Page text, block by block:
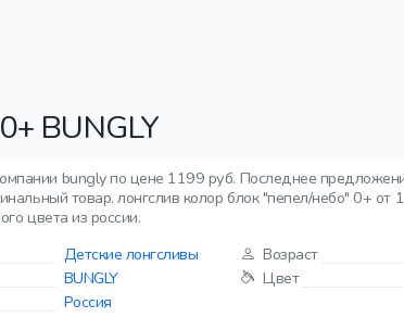
BUNGLY
bungly по цене 1199 руб. Последнее
товар. лонгслив колор блок "пепел/небо" 0+ от
цвета из россии.
Детские лонгсливы Возраст
BUNGLY Цвет
Россия